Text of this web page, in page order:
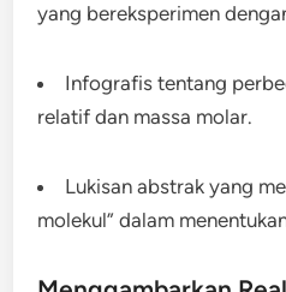
yang bereksperimen
Infografis tentang
relatif dan massa molar.
Lukisan abstrak yang
molekul” dalam